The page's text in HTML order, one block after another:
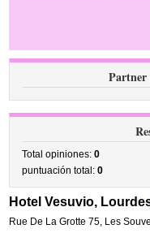
Partner
Total opiniones:0
puntuación total:0
Hotel Vesuvio,
Rue De La Grotte 75, Les